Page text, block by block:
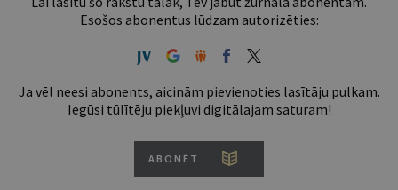
Esošos abonentus lūdzam autorizēties:
Ja vēl neesi abonents, aicinām pievienoties lasītāju pulkam.
Iegūsi tūlītēju piekļuvi digitālajam saturam!
ABONĒT